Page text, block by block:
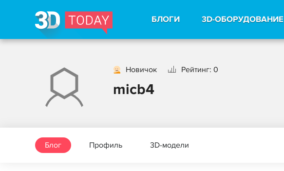
БЛОГИ 3D-ОБОРУДОВАНИЕ
Новичок Рейтинг: 0
micb4
Блог Профиль 3D-модели